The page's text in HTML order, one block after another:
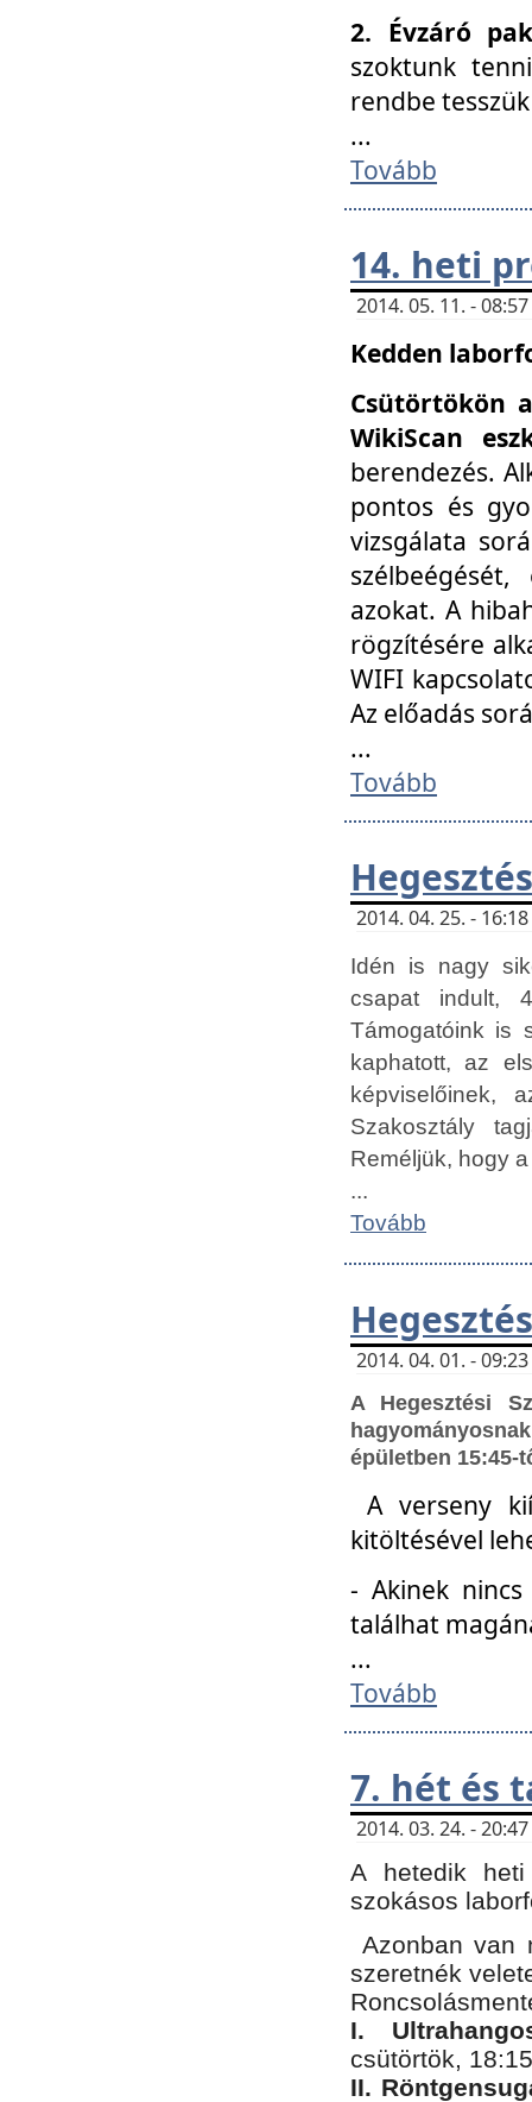
2. Évzáró
szoktunk
rendbe
...
Tovább
14. heti
2014. 05. 11. -
Kedden
Csütörtökön
WikiScan
berendezés.
pontos és
vizsgálata
azokat. A
rögzítésére
WIFI
Az előadás
...
Tovább
2014. 04. 25. -
Idén is nagy
csapat indult,
Támogatóink is
kaphatott, az
képviselőinek,
Szakosztály
Reméljük, hogy
...
Tovább
2014. 04. 01. -
A Hegesztési
épületben 15:45-
A verseny
kitöltésével
- Akinek
találhat
...
Tovább
7. hét és
2014. 03. 24. -
A hetedik
szokásos
Azonban van
szeretnék
I.
csütörtök,
II.